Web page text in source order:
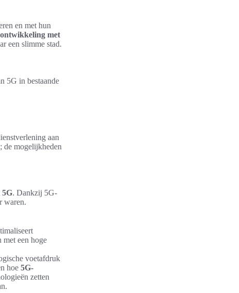
en met hun
met
een slimme stad.
5G in bestaande
aan
de mogelijkheden
5G. Dankzij 5G-
waren.
een hoge
voetafdruk
hoe 5G-
zetten